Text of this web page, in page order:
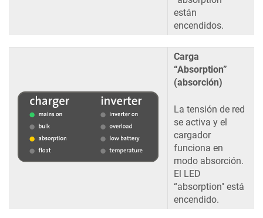
están
encendidos.
Carga
“Absorption”
(absorción)
La tensión de red
se activa y el
cargador
funciona en
modo absorción.
El LED
“absorption" está
encendido.